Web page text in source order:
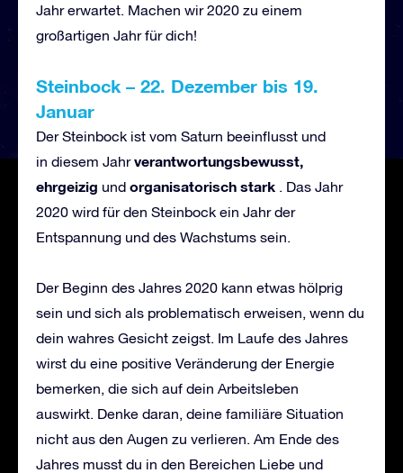
Jahr erwartet. Machen wir 2020 zu einem
großartigen Jahr für dich!
Steinbock – 22. Dezember bis 19.
Januar
Der Steinbock ist vom Saturn beeinflusst und
in diesem Jahrverantwortungsbewusst,
ehrgeizig und organisatorisch stark . Das Jahr
2020 wird für den Steinbock ein Jahr der
Entspannung und des Wachstums sein.
Der Beginn des Jahres 2020 kann etwas hölprig
sein und sich als problematisch erweisen, wenn du
dein wahres Gesicht zeigst. Im Laufe des Jahres
wirst du eine positive Veränderung der Energie
bemerken, die sich auf dein Arbeitsleben
auswirkt. Denke daran, deine familiäre Situation
nicht aus den Augen zu verlieren. Am Ende des
Jahres musst du in den Bereichen Liebe und